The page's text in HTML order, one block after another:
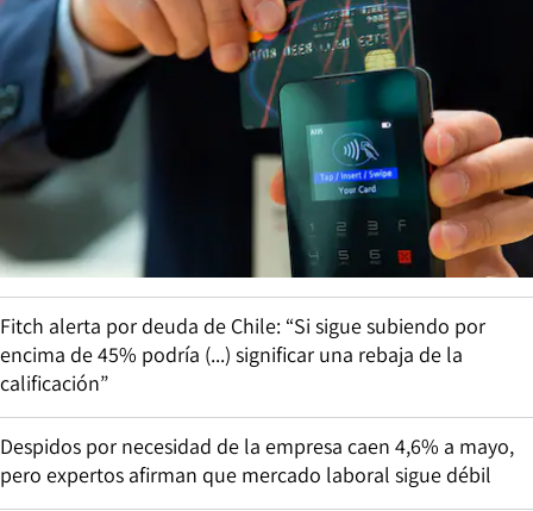
Fitch alerta por deuda de Chile: “Si sigue subiendo por
encima de 45% podría (...) significar una rebaja de la
calificación”
Despidos por necesidad de la empresa caen 4,6% a mayo,
pero expertos afirman que mercado laboral sigue débil